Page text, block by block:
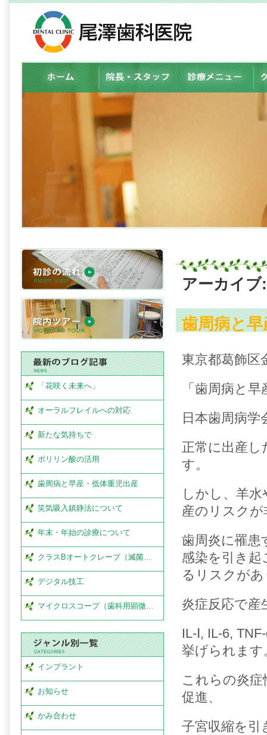
「花咲く未来へ」
オーラルフレイルへの対応
新たな気持ちで
ポリリン酸の活用
歯周病と早産・低体重児出産
笑気吸入鎮静法について
年末・年始の診療について
クラスBオートクレーブ（滅菌…
デジタル技工
マイクロスコープ（歯科用顕微…
インプラント
お知らせ
かみ合わせ
アーカイブ
歯周病と
東京都葛飾
「歯周病と
日本歯周病
正常に出産し
す。
しかし、羊
産のリスク
歯周炎に罹患
感染を引き
るリスクが
炎症反応で産
IL-Ⅰ, IL-6,
挙げられます
これらの炎
促進、
子宮収縮を引